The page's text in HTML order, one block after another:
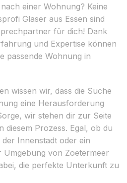
einer Wohnung? Keine
Glaser aus Essen sind
für dich! Dank
und Expertise können
passende Wohnung in
wissen wir, dass die Suche
eine Herausforderung
wir stehen dir zur Seite
diesem Prozess. Egal, ob du
Innenstadt oder ein
Umgebung von Zoetermeer
die perfekte Unterkunft zu